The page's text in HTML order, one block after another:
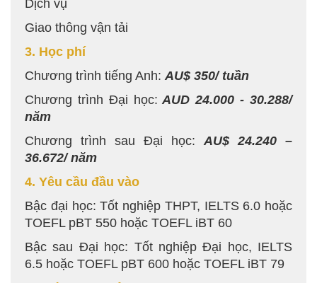
Dịch vụ
Giao thông vận tải
3. Học phí
Chương trình tiếng Anh:AU$ 350/ tuần
Chương trình Đại học: AUD 24.000 - 30.288/
năm
Chương trình sau Đại học:AU$ 24.240 –
36.672/ năm
4. Yêu cầu đầu vào
Bậc đại học: Tốt nghiệp THPT, IELTS 6.0 hoặc
TOEFL pBT 550 hoặc TOEFL iBT 60
Bậc sau Đại học: Tốt nghiệp Đại học, IELTS
6.5 hoặc TOEFL pBT 600 hoặc TOEFL iBT 79